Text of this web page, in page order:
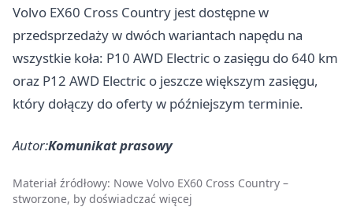
Volvo EX60 Cross Country jest dostępne w
przedsprzedaży w dwóch wariantach napędu na
wszystkie koła: P10 AWD Electric o zasięgu do 640 km
oraz P12 AWD Electric o jeszcze większym zasięgu,
który dołączy do oferty w późniejszym terminie.
Autor:Komunikat prasowy
Materiał źródłowy: Nowe Volvo EX60 Cross Country –
stworzone, by doświadczać więcej